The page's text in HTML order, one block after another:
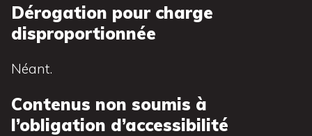
Dérogation pour charge
disproportionnée
Néant.
Contenus non soumis à
l’obligation d’accessibilité